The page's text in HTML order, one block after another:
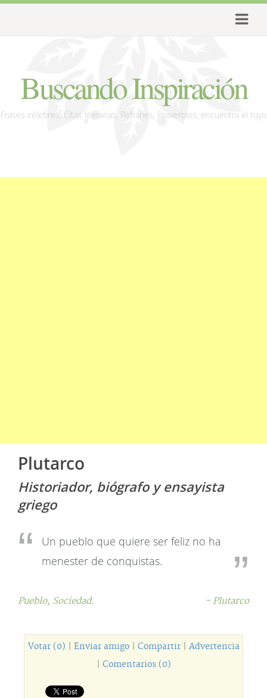
Buscando Inspiración
Frases célebres, Citas literarias, Refranes, Proverbios, encuentra el tuyo
Plutarco
Historiador, biógrafo y ensayista
griego
Un pueblo que quiere ser feliz no ha
menester de conquistas.
Pueblo, Sociedad. - Plutarco
Votar (0) Enviar amigo| Compartir| Advertencia
Comentarios (0)